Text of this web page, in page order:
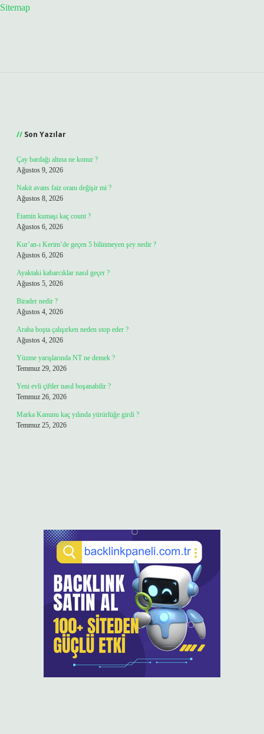
Sitemap
Son Yazılar
Çay bardağı altına ne konur ?
Ağustos 9, 2026
Nakit avans faiz oranı değişir mi ?
Ağustos 8, 2026
Etamin kumaşı kaç count ?
Ağustos 6, 2026
Kur’an-ı Kerim’de geçen 5 bilinmeyen şey nedir ?
Ağustos 6, 2026
Ayaktaki kabarcıklar nasıl geçer ?
Ağustos 5, 2026
Birader nedir ?
Ağustos 4, 2026
Araba boşta çalışırken neden stop eder ?
Ağustos 4, 2026
Yüzme yarışlarında NT ne demek ?
Temmuz 29, 2026
Yeni evli çiftler nasıl boşanabilir ?
Temmuz 26, 2026
Marka Kanunu kaç yılında yürürlüğe girdi ?
Temmuz 25, 2026